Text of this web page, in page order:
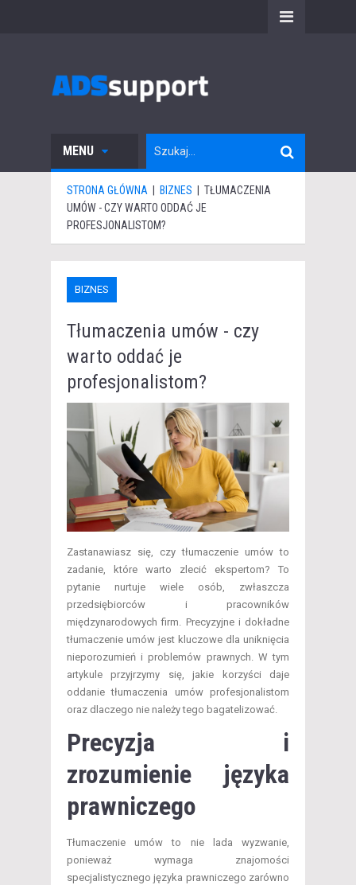
MENU
STRONA GŁÓWNA BIZNES
TŁUMACZENIA
UMÓW - CZY WARTO ODDAĆ JE
PROFESJONALISTOM?
BIZNES
Tłumaczenia umów - czy
warto oddać je
profesjonalistom?
Zastanawiasz się, czy tłumaczenie umów to
zadanie, które warto zlecić ekspertom? To
pytanie nurtuje wiele osób, zwłaszcza
przedsiębiorców i pracowników
międzynarodowych firm. Precyzyjne i dokładne
tłumaczenie umów jest kluczowe dla uniknięcia
nieporozumień i problemów prawnych. W tym
artykule przyjrzymy się, jakie korzyści daje
oddanie tłumaczenia umów profesjonalistom
oraz dlaczego nie należy tego bagatelizować.
Precyzja i
zrozumienie języka
prawniczego
Tłumaczenie umów to nie lada wyzwanie,
ponieważ wymaga znajomości
specjalistycznego języka prawniczego zarówno